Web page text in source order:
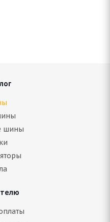
45 R21 113V (2019)
шины